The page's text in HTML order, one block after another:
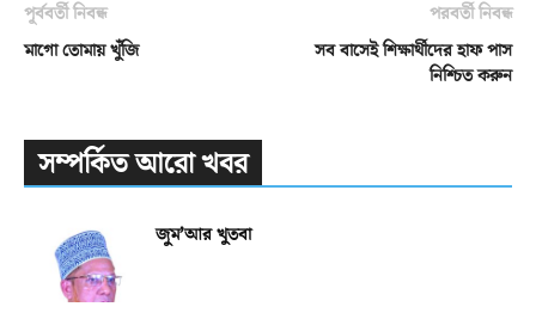
পূর্ববর্তী নিবন্ধ
মাগো তোমায় খুঁজি
পরবর্তী নিবন্ধ
সব বাসেই শিক্ষার্থীদের হাফ পাস
নিশ্চিত করুন
সম্পর্কিত আরো খবর
জুম’আর খুতবা